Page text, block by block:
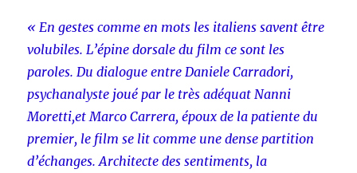
« En gestes comme en mots les italiens savent être
volubiles. L’épine dorsale du film ce sont les
paroles. Du dialogue entre Daniele Carradori,
psychanalyste joué par le très adéquat Nanni
Moretti,et Marco Carrera, époux de la patiente du
premier, le film se lit comme une dense partition
d’échanges. Architecte des sentiments, la